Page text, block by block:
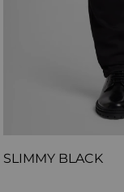
SLIMMY BLACK